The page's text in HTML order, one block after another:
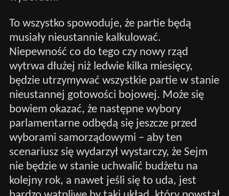
To wszystko spowoduje, że partie będą
musiały nieustannie kalkulować.
Niepewność co do tego czy nowy rząd
wytrwa dłużej niż ledwie kilka miesięcy,
będzie utrzymywać wszystkie partie w stanie
nieustannej gotowości bojowej. Może się
bowiem okazać, że następne wybory
parlamentarne odbędą się jeszcze przed
wyborami samorządowymi – aby ten
scenariusz się wydarzył wystarczy, że Sejm
nie będzie w stanie uchwalić budżetu na
kolejny rok, a nawet jeśli się to uda, jest